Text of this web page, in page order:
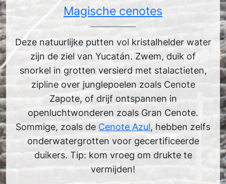
Magische cenotes
Deze natuurlijke putten vol kristalhelder water
zijn de ziel van Yucatán. Zwem, duik of
snorkel in grotten versierd met stalactieten,
zipline over junglepoelen zoals Cenote
Zapote, of drijf ontspannen in
openluchtwonderen zoals Gran Cenote.
Sommige, zoals de Cenote Azul, hebben zelfs
onderwatergrotten voor gecertificeerde
duikers. Tip: kom vroeg om drukte te
vermijden!